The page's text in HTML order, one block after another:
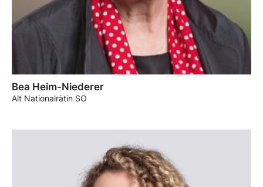
Bea Heim-Niederer
Alt Nationalrätin SO